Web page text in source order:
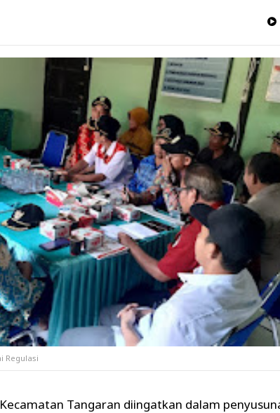
Regulasi
Tangaran diingatkan dalam